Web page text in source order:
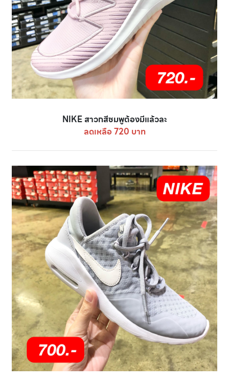
NIKE สาวกสีชมพูต้องมีแล้วละ
ลดเหลือ 720 บาท